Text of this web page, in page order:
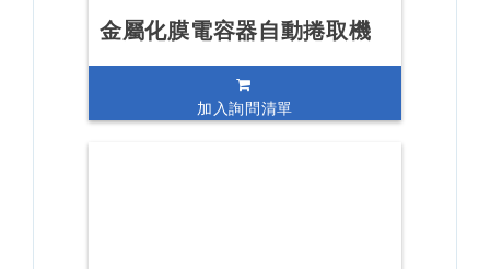
金屬化膜電容器自動捲取機
加入詢問清單